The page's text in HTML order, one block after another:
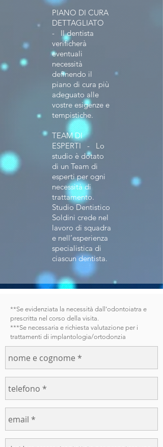
PIANO DI CURA
DETTAGLIATO
- Il dentista
verificherà
eventuali
necessità
definendo il
piano di cura più
adeguato alle
vostre esigenze e
tempistiche.
TEAM DI
ESPERTI - Lo
studio è dotato
di un Team di
esperti per ogni
necessità di
trattamento.
Studio Dentistico
Soldini crede nel
lavoro di squadra
e nell’esperienza
specialistica di
ciascun dentista.
**Se evidenziata la necessità dall’odontoiatra e
prescritta nel corso della visita.
***Se necessaria e richiesta valutazione per i
trattamenti di implantologia/ortodonzia